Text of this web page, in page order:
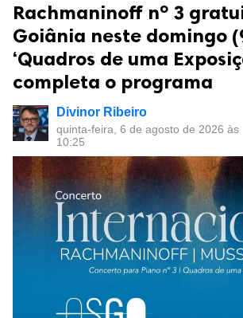
Rachmaninoff nº 3
Goiânia neste domingo
‘Quadros de uma
completa o programa
Divinor Ribeiro
quinta-feira, 6 de agosto de 2026 às
10:25